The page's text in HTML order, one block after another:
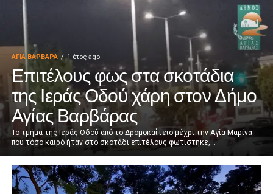
ΑΓΙΑ ΒΑΡΒΑΡΑ 1 έτος ago
Επιτέλους φως στα σκοτάδια
της Ιεράς Οδού χάρη στον Δήμο
Αγίας Βαρβάρας
Το τμήμα της Ιεράς Οδού από το Δρομοκαΐτειο μέχρι την Αγία Μαρίνα
που τόσο καιρό ήταν στο σκοτάδι επιτέλους φωτίστηκε,...